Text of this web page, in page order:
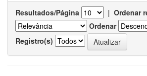
Resultados/Página | Ordenar
Ordenar
Registro(s)